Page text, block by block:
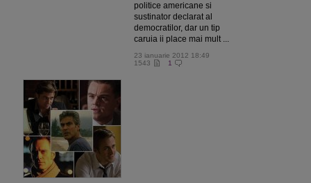
politice americane si
sustinator declarat al
democratilor, dar un tip
caruia ii place mai mult ...
23 ianuarie 2012 18:49
1543
1